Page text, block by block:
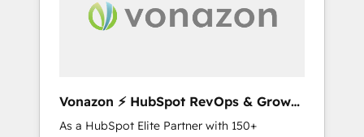
time to deeply understand your unique
needs, crafting custom strategies that deliver
responsiveness, and ongoing support, we
equip your team to adopt new systems with
Vonazon ⚡ HubSpot RevOps & Growth
Strategy Experts
As a HubSpot Elite Partner with 150+